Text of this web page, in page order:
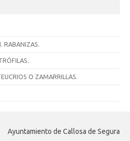
RABANIZAS.
O ZAMARRILLAS.
Ayuntamiento de Callosa de Segura